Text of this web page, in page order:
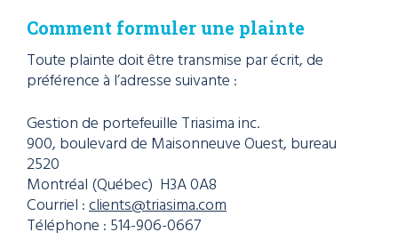
Comment formuler une plainte
Toute plainte doit être transmise par écrit, de
préférence à l’adresse suivante :
Gestion de portefeuille Triasima inc.
900, boulevard de Maisonneuve Ouest, bureau
2520
Montréal (Québec) H3A 0A8
Courriel :clients@triasima.com
Téléphone : 514-906-0667